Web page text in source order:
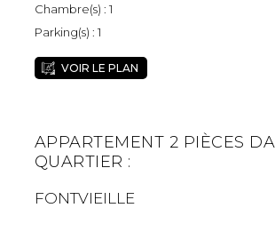
Chambre(s) : 1
Parking(s) : 1
VOIR LE PLAN
APPARTEMENT 2 PIÈCES
QUARTIER :
FONTVIEILLE